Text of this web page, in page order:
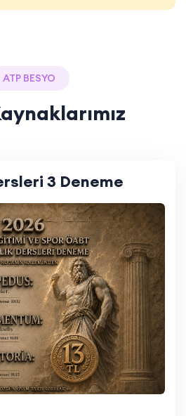
ATP BESYO
3 Deneme